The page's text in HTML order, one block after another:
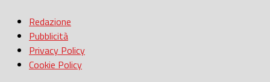
Redazione
Pubblicità
Privacy Policy
Cookie Policy